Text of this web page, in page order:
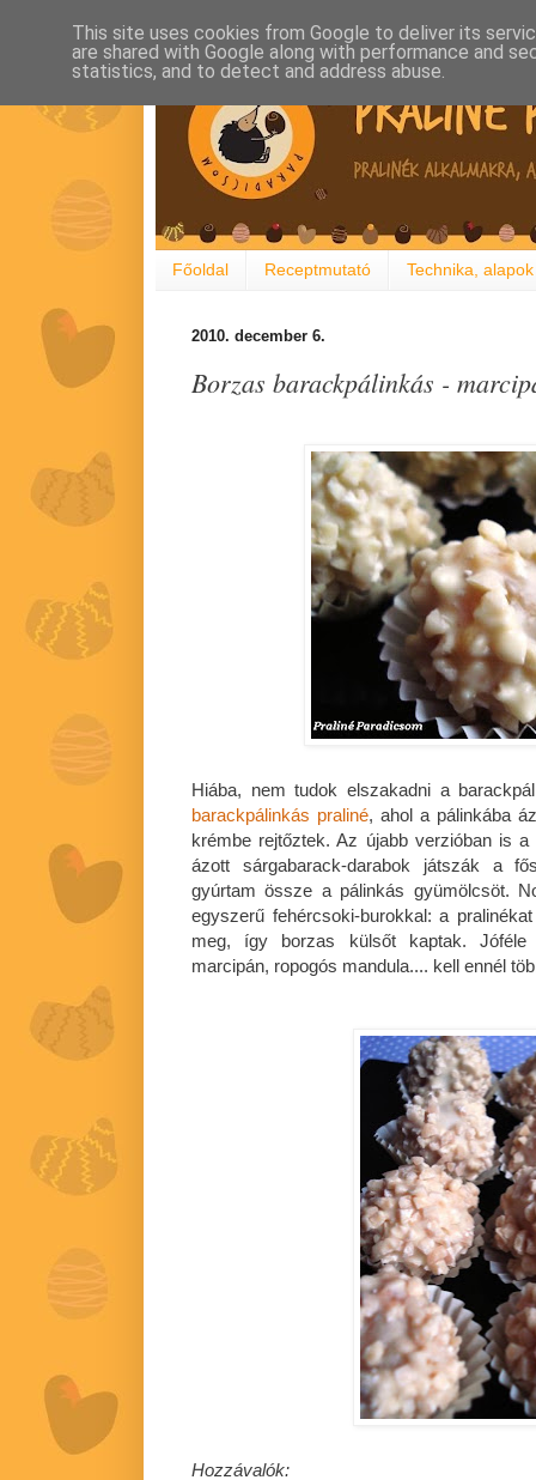
Főoldal Receptmutató Technika, alapok
2010. december 6.
Borzas barackpálinkás -
Hiába, nem tudok elszakadni a
barackpálinkás praliné, ahol a pálinkába
krémbe rejtőztek. Az újabb verzióban is
ázott sárgabarack-darabok játszák a
gyúrtam össze a pálinkás gyümölcsöt.
egyszerű fehércsoki-burokkal: a
meg, így borzas külsőt kaptak. Jóféle
marcipán, ropogós mandula.... kell ennél
Hozzávalók:
This site uses cookies from Google to deliver its
are shared with Google along with performance and
statistics, and to detect and address abuse.